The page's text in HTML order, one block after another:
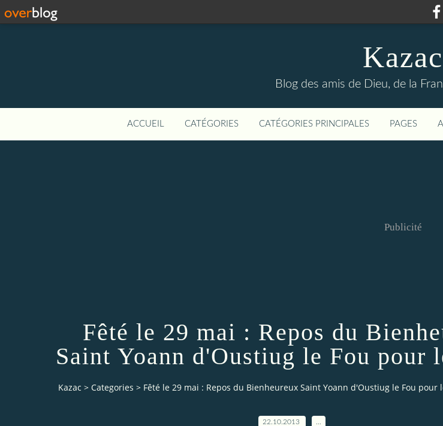
Kazac
Blog des amis de Dieu, de la
ACCUEIL CATÉGORIES CATÉGORIES PRINCIPALES PAGES
Publicité
Fêté le 29 mai : Repos du
Saint Yoann d'Oustiug le Fou pour
Kazac > Categories > Fêté le 29 mai : Repos du Bienheureux Saint Yoann d'Oustiug le Fou pour
22.10.2013